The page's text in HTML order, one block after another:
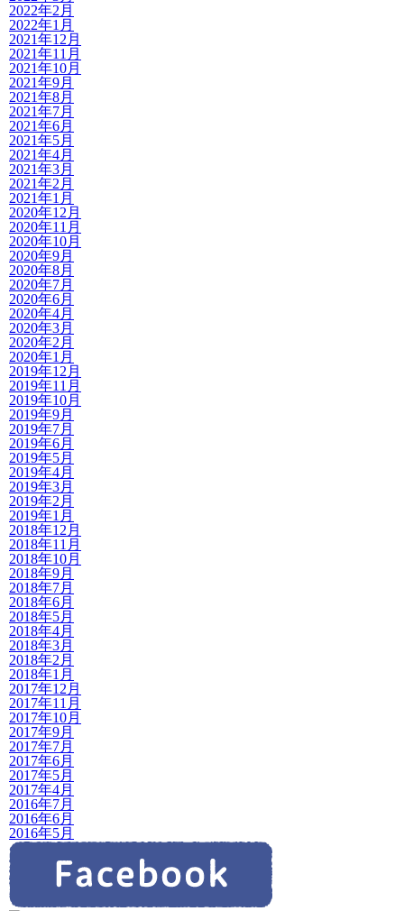
2022年2月
2022年1月
2021年12月
2021年11月
2021年10月
2021年9月
2021年8月
2021年7月
2021年6月
2021年5月
2021年4月
2021年3月
2021年2月
2021年1月
2020年12月
2020年11月
2020年10月
2020年9月
2020年8月
2020年7月
2020年6月
2020年4月
2020年3月
2020年2月
2020年1月
2019年12月
2019年11月
2019年10月
2019年9月
2019年7月
2019年6月
2019年5月
2019年4月
2019年3月
2019年2月
2019年1月
2018年12月
2018年11月
2018年10月
2018年9月
2018年7月
2018年6月
2018年5月
2018年4月
2018年3月
2018年2月
2018年1月
2017年12月
2017年11月
2017年10月
2017年9月
2017年7月
2017年6月
2017年5月
2017年4月
2016年7月
2016年6月
2016年5月